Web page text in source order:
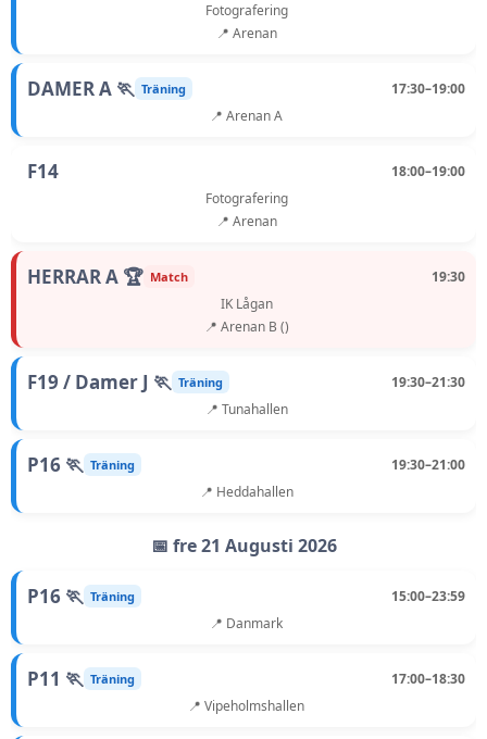
Fotografering
📍 Arenan
DAMER A 🏃 Träning
17:30–19:00
📍 Arenan A
F14
18:00–19:00
Fotografering
📍 Arenan
HERRAR A 🏆 Match
19:30
IK Lågan
📍 Arenan B ()
F19 / Damer J 🏃 Träning
19:30–21:30
📍 Tunahallen
P16 🏃 Träning
19:30–21:00
📍 Heddahallen
📅 fre 21 Augusti 2026
P16 🏃 Träning
15:00–23:59
📍 Danmark
P11 🏃 Träning
17:00–18:30
📍 Vipeholmshallen